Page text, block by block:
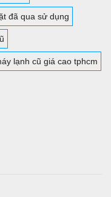
đã qua sử dụng
lạnh cũ giá cao tphcm